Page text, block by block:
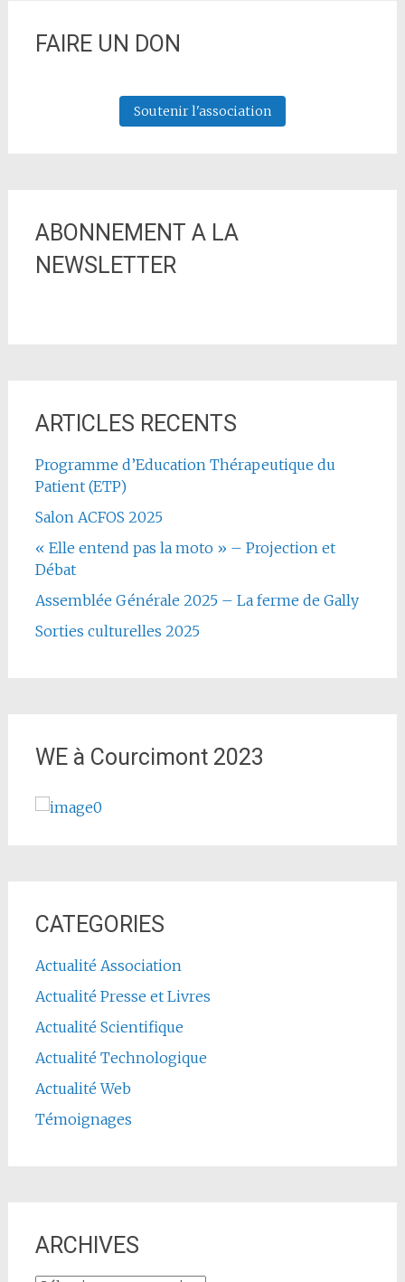
FAIRE UN DON
Soutenir l'association
ABONNEMENT A LA
NEWSLETTER
ARTICLES RECENTS
Programme d’Education Thérapeutique du
Patient (ETP)
Salon ACFOS 2025
« Elle entend pas la moto » – Projection et
Débat
Assemblée Générale 2025 – La ferme de Gally
Sorties culturelles 2025
WE à Courcimont 2023
CATEGORIES
Actualité Association
Actualité Presse et Livres
Actualité Scientifique
Actualité Technologique
Actualité Web
Témoignages
ARCHIVES